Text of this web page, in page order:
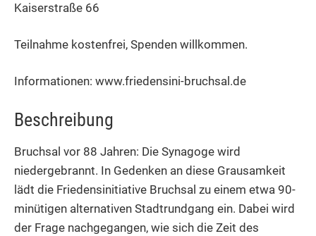
Kaiserstraße 66
Teilnahme kostenfrei, Spenden willkommen.
Informationen: www.friedensini-bruchsal.de
Beschreibung
Bruchsal vor 88 Jahren: Die Synagoge wird
niedergebrannt. In Gedenken an diese Grausamkeit
lädt die Friedensinitiative Bruchsal zu einem etwa 90-
minütigen alternativen Stadtrundgang ein. Dabei wird
der Frage nachgegangen, wie sich die Zeit des